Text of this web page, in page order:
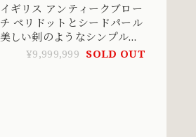
イギリス アンティークブロー
チ ペリドットとシードパール
美しい剣のようなシンプルな
アールデコ ブローチ
¥9,999,999 SOLD OUT